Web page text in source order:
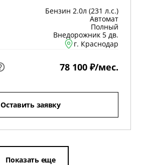
Бензин 2.0л (231 л.с.)
Автомат
Полный
Внедорожник 5 дв.
г. Краснодар
78 100 ₽/мес.
Оставить заявку
Показать еще